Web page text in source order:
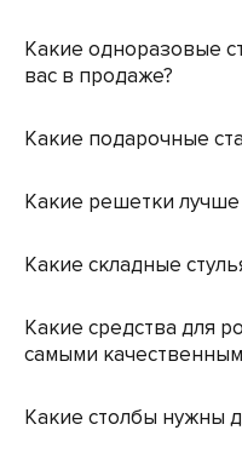
Какие одноразовые
вас в продаже?
Какие подарочные
Какие решетки
Какие складные
Какие средства для
самыми
Какие столбы нужны